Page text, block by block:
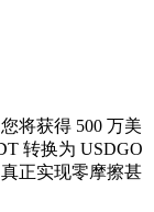
将获得 500 万美
转换为 USDGO
正实现零摩擦甚